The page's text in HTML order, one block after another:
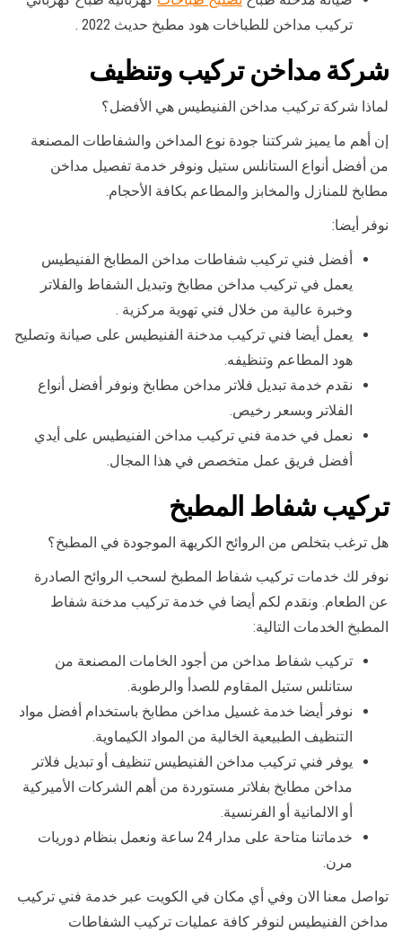
تركيب مداخن للطباخات هود مطبخ حديث 2022 .
شركة مداخن تركيب وتنظيف
لماذا شركة تركيب مداخن الفنيطيس هي الأفضل؟
إن أهم ما يميز شركتنا جودة نوع المداخن والشفاطات المصنعة
من أفضل أنواع الستانلس ستيل ونوفر خدمة تفصيل مداخن
مطابخ للمنازل والمخابز والمطاعم بكافة الأحجام.
نوفر أيضا:
أفضل فني تركيب شفاطات مداخن المطابخ الفنيطيس
يعمل في تركيب مداخن مطابخ وتبديل الشفاط والفلاتر
وخبرة عالية من خلال فني تهوية مركزية .
يعمل أيضا فني تركيب مدخنة الفنيطيس على صيانة وتصليح
هود المطاعم وتنظيفه.
نقدم خدمة تبديل فلاتر مداخن مطابخ ونوفر أفضل أنواع
الفلاتر وبسعر رخيص.
نعمل في خدمة فني تركيب مداخن الفنيطيس على أيدي
أفضل فريق عمل متخصص في هذا المجال.
تركيب شفاط المطبخ
هل ترغب بتخلص من الروائح الكريهة الموجودة في المطبخ؟
نوفر لك خدمات تركيب شفاط المطبخ لسحب الروائح الصادرة
عن الطعام. ونقدم لكم أيضا في خدمة تركيب مدخنة شفاط
المطبخ الخدمات التالية:
تركيب شفاط مداخن من أجود الخامات المصنعة من
ستانلس ستيل المقاوم للصدأ والرطوبة.
نوفر أيضا خدمة غسيل مداخن مطابخ باستخدام أفضل مواد
التنظيف الطبيعية الخالية من المواد الكيماوية.
يوفر فني تركيب مداخن الفنيطيس تنظيف أو تبديل فلاتر
مداخن مطابخ بفلاتر مستوردة من أهم الشركات الأميركية
أو الالمانية أو الفرنسية.
خدماتنا متاحة على مدار 24 ساعة ونعمل بنظام دوريات
مرن.
تواصل معنا الان وفي أي مكان في الكويت عبر خدمة فني تركيب
مداخن الفنيطيس لنوفر كافة عمليات تركيب الشفاطات